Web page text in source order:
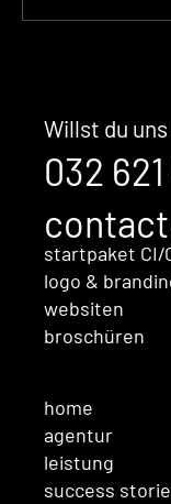
bevor
Gespräch
home
agentur
leistung
success
Willst du
032 621
startpaket CI/
logo &
websiten
broschüren